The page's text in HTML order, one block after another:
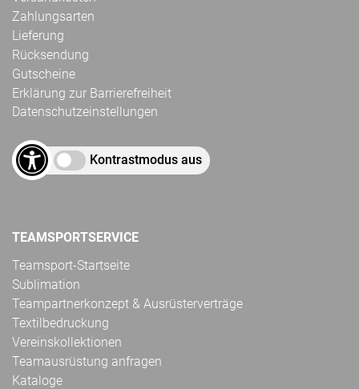
Zahlungsarten
Lieferung
Rücksendung
Gutscheine
Erklärung zur Barrierefreiheit
Datenschutzeinstellungen
Kontrastmodus aus
TEAMSPORTSERVICE
Teamsport-Startseite
Sublimation
Teampartnerkonzept & Ausrüsterverträge
Textilbedruckung
Vereinskollektionen
Teamausrüstung anfragen
Kataloge